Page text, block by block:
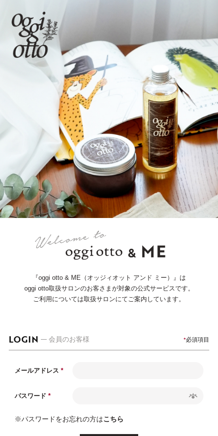
『oggi otto & ME（オッジィオット アンド ミー）』は
oggi otto取扱サロンのお客さまが対象の公式サービスです。
ご利用については取扱サロンにてご案内しています。
LOGIN 会員のお客様 必須項目
メールアドレス
パスワード
※パスワードをお忘れの方はこちら